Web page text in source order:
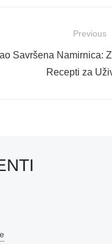
Previous
Savršena Namirnica:
Recepti za